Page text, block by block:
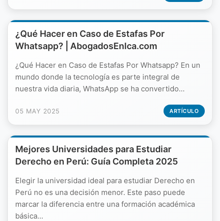
¿Qué Hacer en Caso de Estafas Por
Whatsapp? | AbogadosEnIca.com
¿Qué Hacer en Caso de Estafas Por Whatsapp? En un
mundo donde la tecnología es parte integral de
nuestra vida diaria, WhatsApp se ha convertido...
05 MAY 2025 ARTÍCULO
Mejores Universidades para Estudiar
Derecho en Perú: Guía Completa 2025
Elegir la universidad ideal para estudiar Derecho en
Perú no es una decisión menor. Este paso puede
marcar la diferencia entre una formación académica
básica...